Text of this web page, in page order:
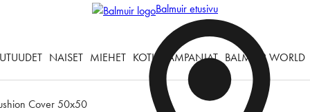
Balmuir etusivu
NAISET MIEHET KOTI KAMPANJAT BALMUIR WORLD
Cover 50x50